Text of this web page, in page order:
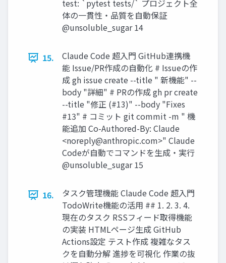
test: `pytest tests/` プロジェクト全
体の一貫性・品質を自動保証
@unsoluble_sugar 14
15.
Claude Code 超入門 GitHub連携機
能 Issue/PR作成の自動化 # Issueの作
成 gh issue create --title " 新機能" --
body "詳細" # PRの作成 gh pr create
--title "修正 (#13)" --body "Fixes
#13" # コミット git commit -m " 機
能追加 Co-Authored-By: Claude
<noreply@anthropic.com>" Claude
Codeが自動でコマンドを生成・実行
@unsoluble_sugar 15
16.
タスク管理機能 Claude Code 超入門
TodoWrite機能の活用 ## 1. 2. 3. 4.
現在のタスク RSSフィード取得機能
の実装 HTMLページ生成 GitHub
Actions設定 テスト作成 複雑なタス
クを自動分解 進捗を可視化 作業の抜